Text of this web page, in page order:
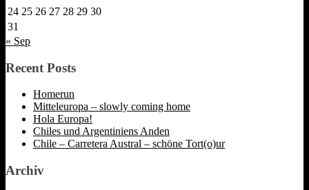
24 25 26 27 28 29 30
31
« Sep
Recent Posts
Homerun
Mitteleuropa – slowly coming home
Hola Europa!
Chiles und Argentiniens Anden
Chile – Carretera Austral – schöne Tort(o)ur
Archiv